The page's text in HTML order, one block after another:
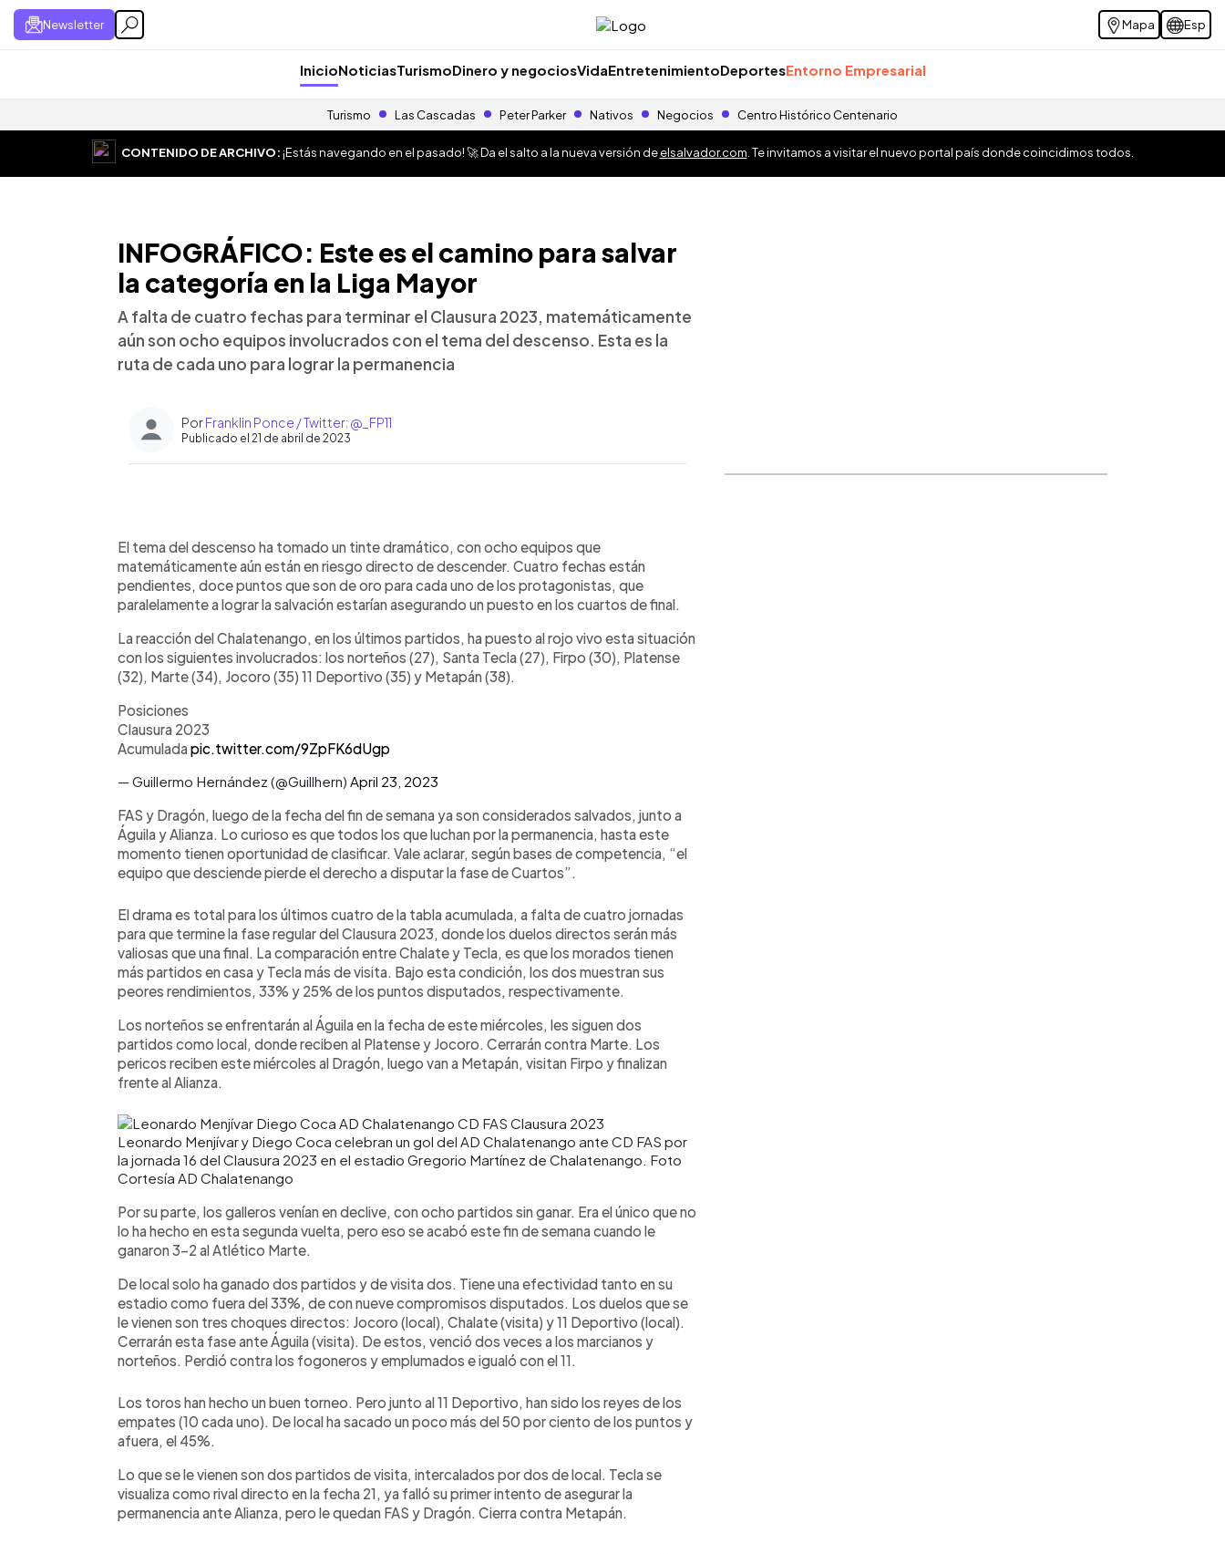
Newsletter Mapa Esp
InicioNoticiasTurismoDinero y negociosVidaEntretenimientoDeportesEntorno Empresarial
Turismo Las Cascadas Peter Parker Nativos Negocios Centro Histórico Centenario
CONTENIDO DE ARCHIVO:¡Estás navegando en el pasado! 🚀 Da el salto a la nueva versión deelsalvador.com . Te invitamos a visitar el nuevo portal país donde coincidimos todos.
INFOGRÁFICO: Este es el camino para salvar
la categoría en la Liga Mayor
A falta de cuatro fechas para terminar el Clausura 2023, matemáticamente
aún son ocho equipos involucrados con el tema del descenso. Esta es la
ruta de cada uno para lograr la permanencia
PorFranklin Ponce / Twitter: @_FP11
Publicado el 21 de abril de 2023
► Escuchar artículo
El tema del descenso ha tomado un tinte dramático, con ocho equipos que
matemáticamente aún están en riesgo directo de descender. Cuatro fechas están
pendientes, doce puntos que son de oro para cada uno de los protagonistas, que
paralelamente a lograr la salvación estarían asegurando un puesto en los cuartos de final.
La reacción del Chalatenango, en los últimos partidos, ha puesto al rojo vivo esta situación
con los siguientes involucrados: los norteños (27), Santa Tecla (27), Firpo (30), Platense
(32), Marte (34), Jocoro (35) 11 Deportivo (35) y Metapán (38).
Posiciones
Clausura 2023
Acumuladapic.twitter.com/9ZpFK6dUgp
— Guillermo Hernández (@Guillhern) April 23, 2023
FAS y Dragón, luego de la fecha del fin de semana ya son considerados salvados, junto a
Águila y Alianza. Lo curioso es que todos los que luchan por la permanencia, hasta este
momento tienen oportunidad de clasificar. Vale aclarar, según bases de competencia, “el
equipo que desciende pierde el derecho a disputar la fase de Cuartos”.
El drama es total para los últimos cuatro de la tabla acumulada, a falta de cuatro jornadas
para que termine la fase regular del Clausura 2023, donde los duelos directos serán más
valiosas que una final. La comparación entre Chalate y Tecla, es que los morados tienen
más partidos en casa y Tecla más de visita. Bajo esta condición, los dos muestran sus
peores rendimientos, 33% y 25% de los puntos disputados, respectivamente.
Los norteños se enfrentarán al Águila en la fecha de este miércoles, les siguen dos
partidos como local, donde reciben al Platense y Jocoro. Cerrarán contra Marte. Los
pericos reciben este miércoles al Dragón, luego van a Metapán, visitan Firpo y finalizan
frente al Alianza.
Leonardo Menjívar y Diego Coca celebran un gol del AD Chalatenango ante CD FAS por
la jornada 16 del Clausura 2023 en el estadio Gregorio Martínez de Chalatenango. Foto
Cortesía AD Chalatenango
Por su parte, los galleros venían en declive, con ocho partidos sin ganar. Era el único que no
lo ha hecho en esta segunda vuelta, pero eso se acabó este fin de semana cuando le
ganaron 3-2 al Atlético Marte.
De local solo ha ganado dos partidos y de visita dos. Tiene una efectividad tanto en su
estadio como fuera del 33%, de con nueve compromisos disputados. Los duelos que se
le vienen son tres choques directos: Jocoro (local), Chalate (visita) y 11 Deportivo (local).
Cerrarán esta fase ante Águila (visita). De estos, venció dos veces a los marcianos y
norteños. Perdió contra los fogoneros y emplumados e igualó con el 11.
Los toros han hecho un buen torneo. Pero junto al 11 Deportivo, han sido los reyes de los
empates (10 cada uno). De local ha sacado un poco más del 50 por ciento de los puntos y
afuera, el 45%.
Lo que se le vienen son dos partidos de visita, intercalados por dos de local. Tecla se
visualiza como rival directo en la fecha 21, ya falló su primer intento de asegurar la
permanencia ante Alianza, pero le quedan FAS y Dragón. Cierra contra Metapán.